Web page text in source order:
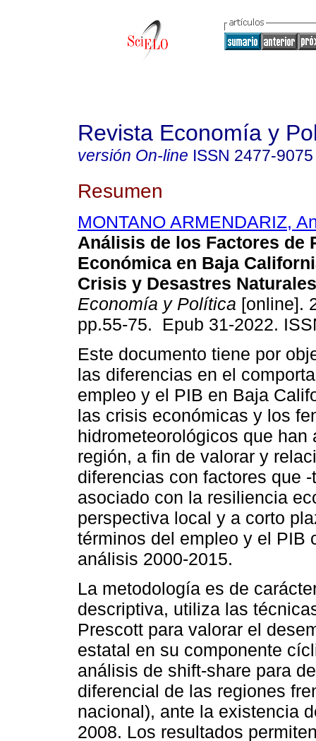
Revista Economía y
versión On-line ISSN 2477-9075
Resumen
MONTANO ARMENDARIZ,
Análisis de los Factores de
Económica en Baja
Crisis y Desastres
Economía y Política [online].
pp.55-75. Epub 31-2022.
Este documento tiene por
las diferencias en el
empleo y el PIB en Baja
las crisis económicas y los
hidrometeorológicos que han
región, a fin de valorar y
diferencias con factores que
asociado con la resiliencia
perspectiva local y a corto
términos del empleo y el PIB
análisis 2000-2015.
La metodología es de
descriptiva, utiliza las
Prescott para valorar el
estatal en su componente
análisis de shift-share para
diferencial de las regiones
nacional), ante la existencia
2008. Los resultados